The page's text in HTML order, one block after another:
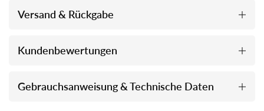
Versand & Rückgabe
Kundenbewertungen
Gebrauchsanweisung & Technische Daten